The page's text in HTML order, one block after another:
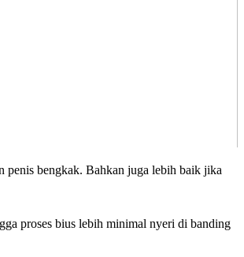
penis bengkak. Bahkan juga lebih baik jika
proses bius lebih minimal nyeri di banding